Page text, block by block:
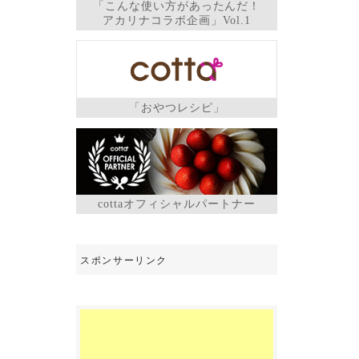
「こんな使い方があったんだ！
アカリナコラボ企画」Vol.1
「おやつレシピ」
cottaオフィシャルパートナー